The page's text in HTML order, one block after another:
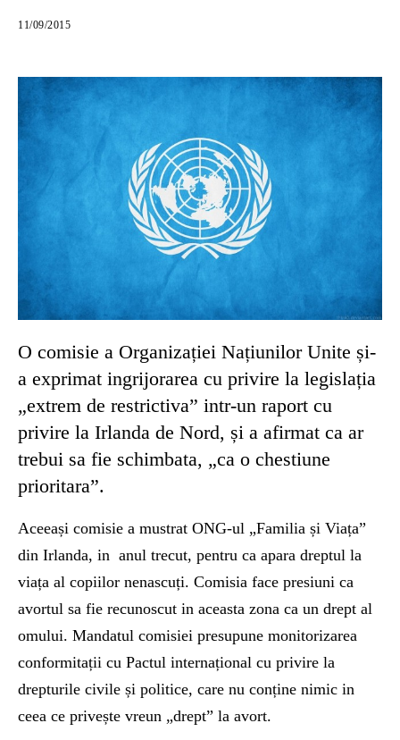
11/09/2015
O comisie a Organizației Națiunilor Unite și-
a exprimat ingrijorarea cu privire la legislația
„extrem de restrictiva” intr-un raport cu
privire la Irlanda de Nord, și a afirmat ca ar
trebui sa fie schimbata, „ca o chestiune
prioritara”.
Aceeași comisie a mustrat ONG-ul „Familia și Viața”
din Irlanda, in anul trecut, pentru ca apara dreptul la
viața al copiilor nenascuți. Comisia face presiuni ca
avortul sa fie recunoscut in aceasta zona ca un drept al
omului. Mandatul comisiei presupune monitorizarea
conformitații cu Pactul internațional cu privire la
drepturile civile și politice, care nu conține nimic in
ceea ce privește vreun „drept” la avort.